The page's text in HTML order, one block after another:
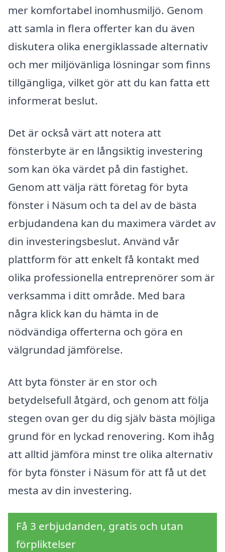
mer komfortabel inomhusmiljö. Genom
att samla in flera offerter kan du även
diskutera olika energiklassade alternativ
och mer miljövänliga lösningar som finns
tillgängliga, vilket gör att du kan fatta ett
informerat beslut.
Det är också värt att notera att
fönsterbyte är en långsiktig investering
som kan öka värdet på din fastighet.
Genom att välja rätt företag för byta
fönster i Näsum och ta del av de bästa
erbjudandena kan du maximera värdet av
din investeringsbeslut. Använd vår
plattform för att enkelt få kontakt med
olika professionella entreprenörer som är
verksamma i ditt område. Med bara
några klick kan du hämta in de
nödvändiga offerterna och göra en
välgrundad jämförelse.
Att byta fönster är en stor och
betydelsefull åtgärd, och genom att följa
stegen ovan ger du dig själv bästa möjliga
grund för en lyckad renovering. Kom ihåg
att alltid jämföra minst tre olika alternativ
för byta fönster i Näsum för att få ut det
mesta av din investering.
Få 3 erbjudanden, gratis och utan
förpliktelser